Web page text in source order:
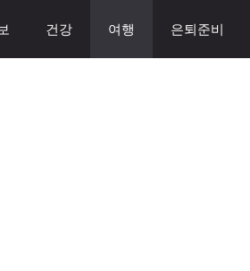
건강 여행 은퇴준비